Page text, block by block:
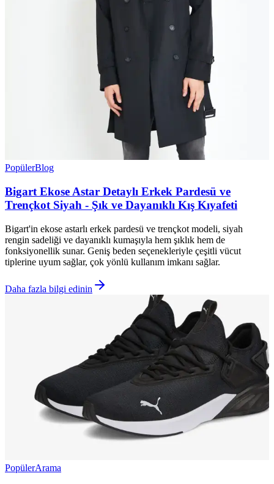
PopülerBlog
Bigart Ekose Astar Detaylı Erkek Pardesü ve
Trençkot Siyah - Şık ve Dayanıklı Kış Kıyafeti
Bigart'in ekose astarlı erkek pardesü ve trençkot modeli, siyah
rengin sadeliği ve dayanıklı kumaşıyla hem şıklık hem de
fonksiyonellik sunar. Geniş beden seçenekleriyle çeşitli vücut
tiplerine uyum sağlar, çok yönlü kullanım imkanı sağlar.
Daha fazla bilgi edinin
PopülerArama